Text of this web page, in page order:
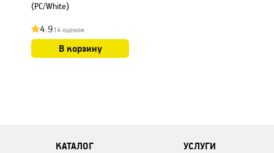
(PC/White)
4.914 оценок
В корзину
КАТАЛОГ УСЛУГИ